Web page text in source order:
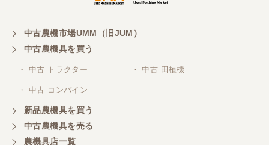
です。
山梨県／井上農場
このたびはお取引ありがとうございました。 梱包も
中古農機市場UMM（旧JUM）
中古農機具を買う
・ 中古 トラクター ・ 中古 田植機
・ 中古 コンバイン
新品農機具を買う
中古農機具を売る
農機具店一覧